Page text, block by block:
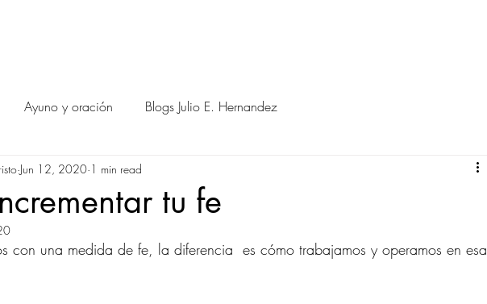
Ayuno y oración Blogs Julio E. Hernandez
tu fe
Jun 12, 2020 1 min read
con una medida de fe, la diferencia  es cómo trabajamos y operamos en esa